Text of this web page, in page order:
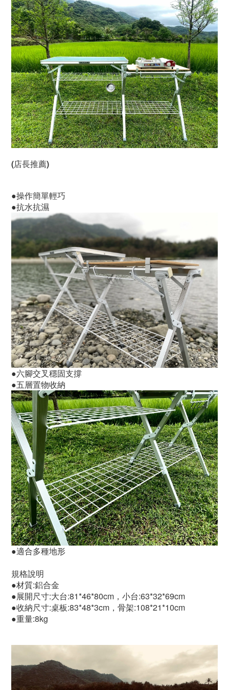
(店長推薦)
●操作簡單輕巧
●抗水抗濕
●六腳交叉穩固支撐
●五層置物收納
●適合多種地形
規格說明
●材質:鋁合金
●展開尺寸:大台:81*46*80cm，小台:63*32*69cm
●收納尺寸:桌板:83*48*3cm，骨架:108*21*10cm
●重量:8kg